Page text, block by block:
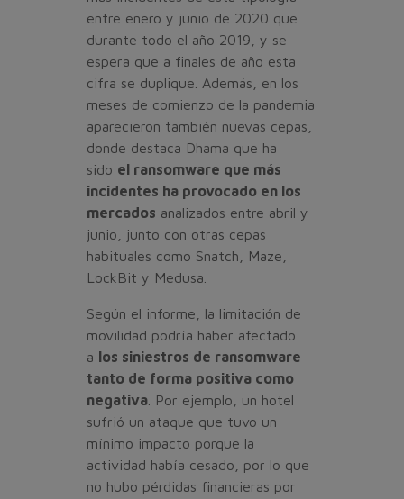
entre enero y junio de 2020 que
durante todo el año 2019, y se
espera que a finales de año esta
cifra se duplique. Además, en los
meses de comienzo de la pandemia
aparecieron también nuevas cepas,
donde destaca Dhama que ha
sido el ransomware que más
incidentes ha provocado en los
mercados analizados entre abril y
junio, junto con otras cepas
habituales como Snatch, Maze,
LockBit y Medusa.
Según el informe, la limitación de
movilidad podría haber afectado
a
los siniestros de ransomware
tanto de forma positiva como
negativa . Por ejemplo, un hotel
sufrió un ataque que tuvo un
mínimo impacto porque la
actividad había cesado, por lo que
no hubo pérdidas financieras por